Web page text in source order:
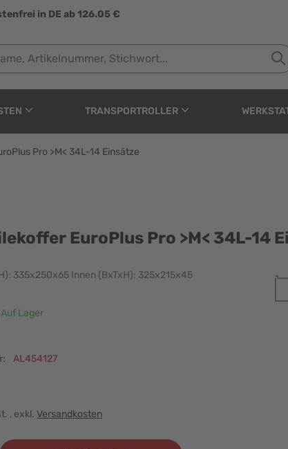
in DE ab 126.05 €
Stichwort...
TRANSPORTROLLER
Pro >M< 34L-14 Einsätze
34L-14 Einsätze
EuroPlus Pro >M< 34L-14
335x250x65 Innen (BxTxH): 325x215x45
Auf Lager
AL454127
, exkl. Versandkosten